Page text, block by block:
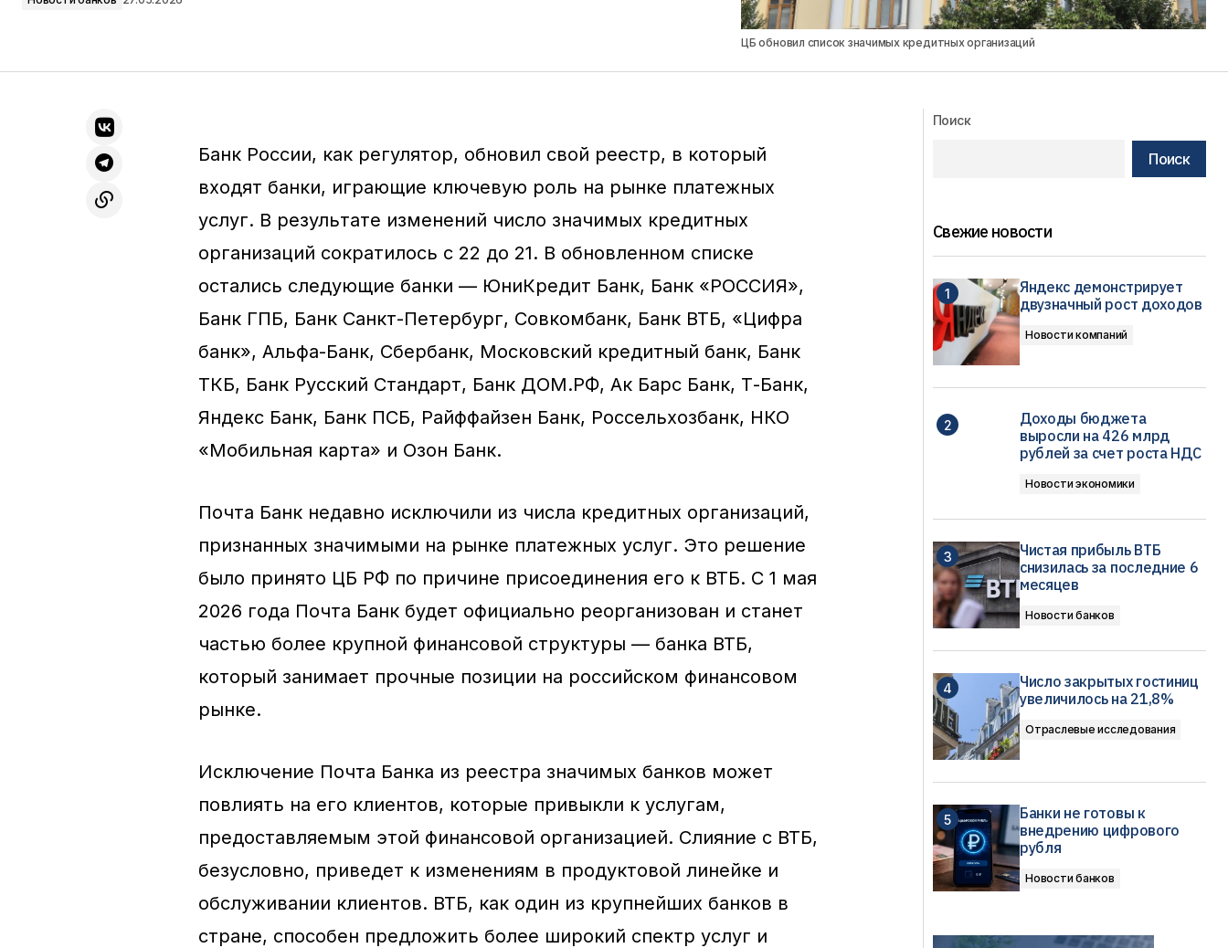
ЦБ обновил список значимых кредитных организаций
Банк России, как регулятор, обновил свой реестр, в который
входят банки, играющие ключевую роль на рынке платежных
услуг. В результате изменений число значимых кредитных
организаций сократилось с 22 до 21. В обновленном списке
остались следующие банки — ЮниКредит Банк, Банк «РОССИЯ»,
Банк ГПБ, Банк Санкт-Петербург, Совкомбанк, Банк ВТБ, «Цифра
банк», Альфа-Банк, Сбербанк, Московский кредитный банк, Банк
ТКБ, Банк Русский Стандарт, Банк ДОМ.РФ, Ак Барс Банк, Т-Банк,
Яндекс Банк, Банк ПСБ, Райффайзен Банк, Россельхозбанк, НКО
«Мобильная карта» и Озон Банк.
Почта Банк недавно исключили из числа кредитных организаций,
признанных значимыми на рынке платежных услуг. Это решение
было принято ЦБ РФ по причине присоединения его к ВТБ. С 1 мая
2026 года Почта Банк будет официально реорганизован и станет
частью более крупной финансовой структуры — банка ВТБ,
который занимает прочные позиции на российском финансовом
рынке.
Исключение Почта Банка из реестра значимых банков может
повлиять на его клиентов, которые привыкли к услугам,
предоставляемым этой финансовой организацией. Слияние с ВТБ,
безусловно, приведет к изменениям в продуктовой линейке и
обслуживании клиентов. ВТБ, как один из крупнейших банков в
стране, способен предложить более широкий спектр услуг и
Поиск
Поиск
Свежие новости
Яндекс демонстрирует
двузначный рост доходов
Новости компаний
Доходы бюджета
выросли на 426 млрд
рублей за счет роста НДС
Новости экономики
Чистая прибыль ВТБ
снизилась за последние 6
месяцев
Новости банков
Число закрытых гостиниц
увеличилось на 21,8%
Отраслевые исследования
Банки не готовы к
внедрению цифрового
рубля
Новости банков